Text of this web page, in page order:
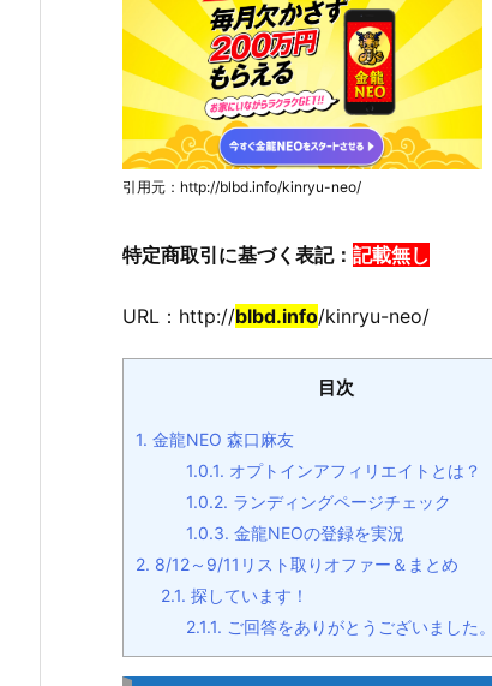
引用元：http://blbd.info/kinryu-neo/
特定商取引に基づく表記： 記載無し
URL：http://blbd.info/kinryu-neo/
目次
1. 金龍NEO 森口麻友
1.0.1. オプトインアフィリエイトとは？
1.0.2. ランディングページチェック
1.0.3. 金龍NEOの登録を実況
2. 8/12～9/11リスト取りオファー＆まとめ
2.1. 探しています！
2.1.1. ご回答をありがとうございました。